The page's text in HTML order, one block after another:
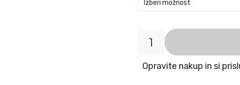
Grain-
Opravite nakup in si